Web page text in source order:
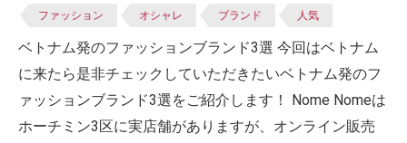
ファッション オシャレ ブランド 人気
ベトナム発のファッションブランド3選 今回はベトナム
に来たら是非チェックしていただきたいベトナム発のフ
ァッションブランド3選をご紹介します！ Nome Nomeは
ホーチミン3区に実店舗がありますが、オンライン販売